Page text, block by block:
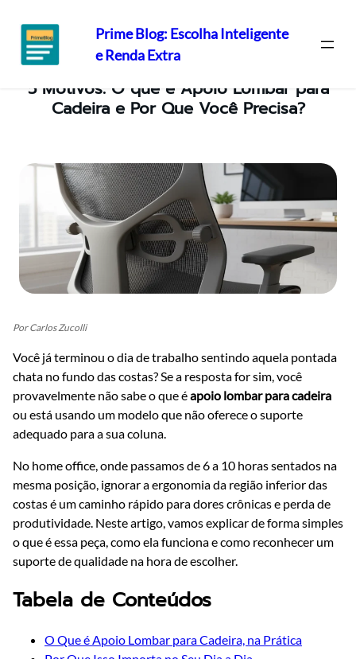
para
Prime Blog: Escolha Inteligente
e Renda Extra
5 Motivos: O que é Apoio Lombar para
Cadeira e Por Que Você Precisa?
Por Carlos Zucolli
Você já terminou o dia de trabalho sentindo aquela pontada
chata no fundo das costas? Se a resposta for sim, você
provavelmente não sabe o que éapoio lombar para cadeira
ou está usando um modelo que não oferece o suporte
adequado para a sua coluna.
No home office, onde passamos de 6 a 10 horas sentados na
mesma posição, ignorar a ergonomia da região inferior das
costas é um caminho rápido para dores crônicas e perda de
produtividade. Neste artigo, vamos explicar de forma simples
o que é essa peça, como ela funciona e como reconhecer um
suporte de qualidade na hora de escolher.
Tabela de Conteúdos
O Que é Apoio Lombar para Cadeira, na Prática